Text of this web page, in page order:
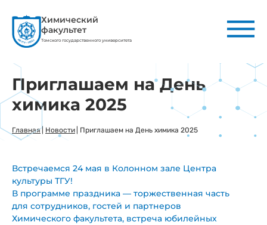
Химический
факультет
Томского государственного университета
Приглашаем на День
химика 2025
Главная| Новости Приглашаем на День химика 2025
Встречаемся 24 мая в Колонном зале Центра
культуры ТГУ!
В программе праздника — торжественная часть
для сотрудников, гостей и партнеров
Химического факультета, встреча юбилейных